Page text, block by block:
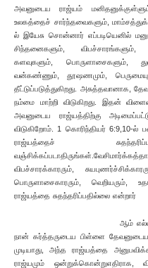
அவனுடைய ராஜ்யம் மனிதனுக்குள்ளும்
உலகத்தைச் சார்ந்தவைகளும்,
ல் இயேசு சொன்னார் எப்படியெனில்
சிந்தனைகளும்,
களவுகளும், பொருளாசைகளும்,
வன்கண்ணும், தூஷணமும்,
தீட்டுப்படுத்துகிறது. அசுத்தவானாக,
நம்மை மாற்றி விடுகிறது. இதன்
அவனுடைய ராஜ்யத்திற்கு
விடுகிறோம். 1 கொரிந்தியர் 6:9,10-ல்
ராஜ்யத்தைச்
விபச்சாரக்காரரும்,
பொருளாசைகாரரும், வெறியரும்,
ராஜ்யத்தை சுதந்தரிப்பதில்லை என்றார்
ஆம்
நான் கர்த்தருடைய பிள்ளை தேவனுடைய
முடியாது, அந்த ராஜ்யத்தை
ராஜ்யமும் ஒன்றுக்கொன்றுஎதிராக,